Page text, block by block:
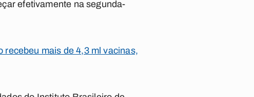
efetivamente na segunda-
recebeu mais de 4,3 ml vacinas,